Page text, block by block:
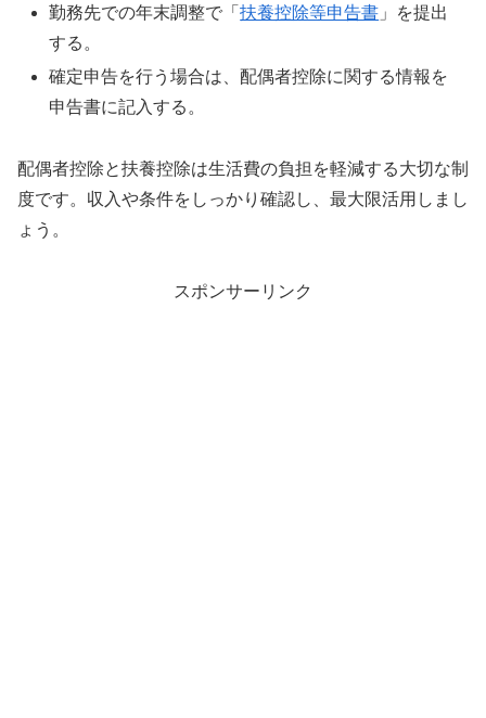
勤務先での年末調整で「扶養控除等申告書 」を提出
する。
確定申告を行う場合は、配偶者控除に関する情報を
申告書に記入する。
配偶者控除と扶養控除は生活費の負担を軽減する大切な制
度です。収入や条件をしっかり確認し、最大限活用しまし
ょう。
スポンサーリンク